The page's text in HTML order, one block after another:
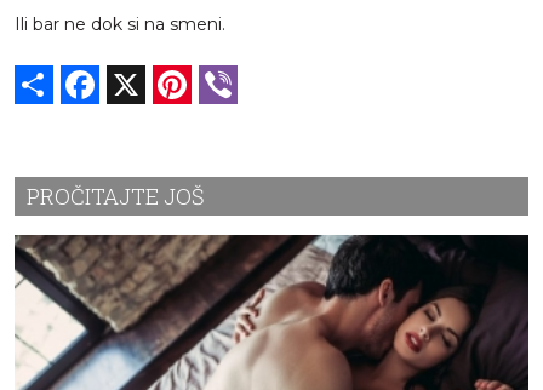
Ili bar ne dok si na smeni.
Share Facebook Pinterest
PROČITAJTE JOŠ